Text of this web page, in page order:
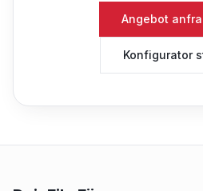
Angebot
Konfigurator